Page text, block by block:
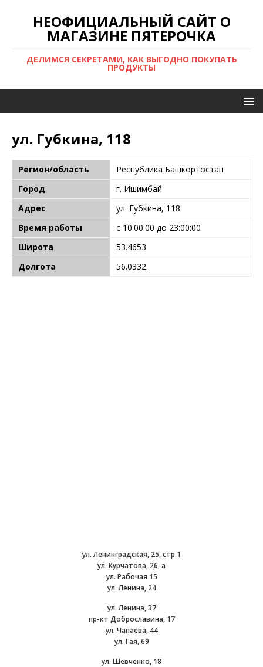
НЕОФИЦИАЛЬНЫЙ САЙТ О
МАГАЗИНЕ ПЯТЕРОЧКА
ДЕЛИМСЯ СЕКРЕТАМИ, КАК ВЫГОДНО ПОКУПАТЬ
ПРОДУКТЫ
ул. Губкина, 118
Регион/область
Республика Башкортостан
Город
г. Ишимбай
Адрес
ул. Губкина, 118
Время работы
с 10:00:00 до 23:00:00
Широта
53.4653
Долгота
56.0332
ул. Ленинградская, 25, стр.1
ул. Курчатова, 26, а
ул. Рабочая 15
ул. Ленина, 24
ул. Ленина, 37
пр-кт Доброславина, 17
ул. Чапаева, 44
ул. Гая, 69
ул. Шевченко, 18